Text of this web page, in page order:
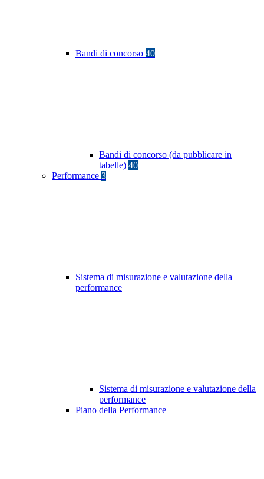
Bandi di concorso 40
Bandi di concorso (da pubblicare in
tabelle) 40
Performance 3
Sistema di misurazione e valutazione della
performance
Sistema di misurazione e valutazione della
performance
Piano della Performance